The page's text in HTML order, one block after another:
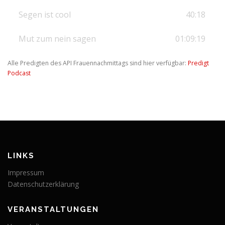
Segen ist cool 40:18
Mut zum nein sagen 01:09:19
Alle Predigten des API Frauennachmittags sind hier verfügbar: Predigt
Podcast
LINKS
Impressum
Datenschutzerklärung
VERANSTALTUNGEN